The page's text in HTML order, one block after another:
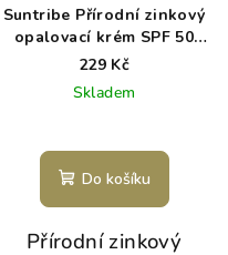
Suntribe Přírodní zinkový
opalovací krém SPF 50
pretty pink 15 g
229 Kč
Skladem
Do košíku
Přírodní zinkový